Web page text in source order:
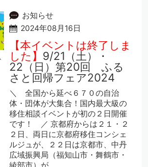
お知らせ
2024年08月16日
【本イベントは終了しま
した】 9/21（土）・
22（日）第20回 ふる
さと回帰フェア2024
＼ 全国から延べ６７０の自治
体・団体が大集合！国内最大級の
移住相談イベントが初の２日開催
です！ ／ 京都府からは２１・２
２日、両日に京都府移住コンシェ
ルジュが、２２日は京都市、中丹
広域振興局（福知山市・舞鶴市・
綾部市）が…